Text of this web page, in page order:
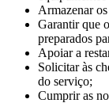
Armazenar
Garantir que
preparados
Apoiar a
Solicitar às
do serviço;
Cumprir as